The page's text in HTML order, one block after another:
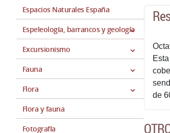
Espacios Naturales España
Espeleología, barrancos y geología
Excursionismo
Fauna
Flora
Flora y fauna
Fotografía
de